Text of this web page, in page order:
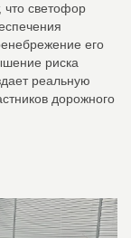
что светофор
его
риска
реальную
дорожного